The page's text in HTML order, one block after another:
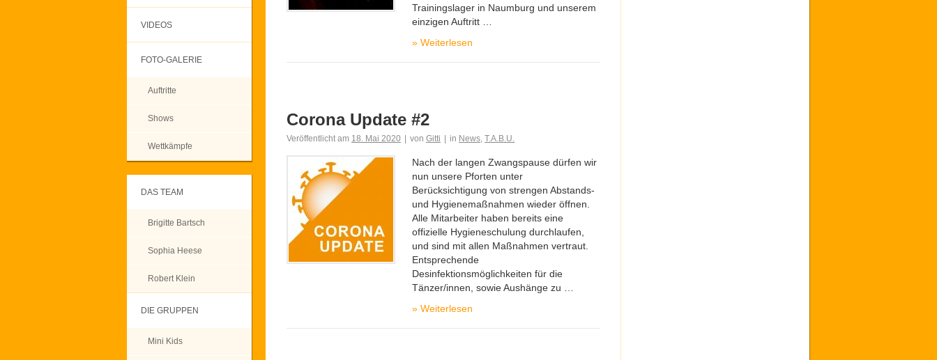
VIDEOS
FOTO-GALERIE
Auftritte
Shows
Wettkämpfe
DAS TEAM
Brigitte Bartsch
Sophia Heese
Robert Klein
DIE GRUPPEN
Mini Kids
Trainingslager in Naumburg und unserem
einzigen Auftritt …
» Weiterlesen
Corona Update #2
Veröffentlicht am 18. Mai 2020 von Gitti in News, T.A.B.U.
Nach der langen Zwangspause dürfen wir
nun unsere Pforten unter
Berücksichtigung von strengen Abstands-
und Hygienemaßnahmen wieder öffnen.
Alle Mitarbeiter haben bereits eine
offizielle Hygieneschulung durchlaufen,
und sind mit allen Maßnahmen vertraut.
Entsprechende
Desinfektionsmöglichkeiten für die
Tänzer/innen, sowie Aushänge zu …
» Weiterlesen